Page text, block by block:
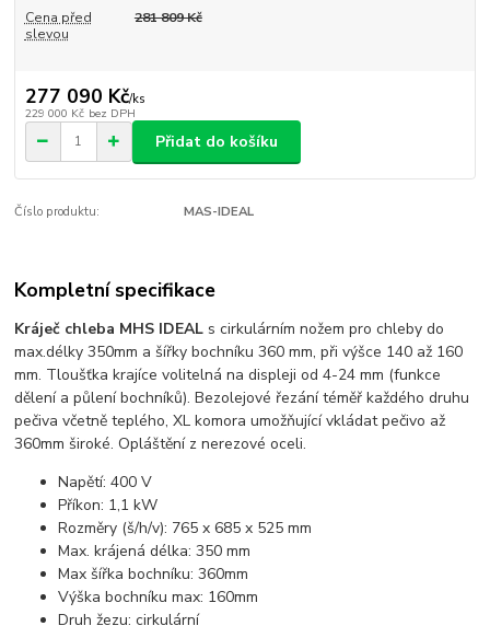
Cena před
slevou
281 809 Kč
277 090 Kč/ks
229 000 Kč bez DPH
Přidat do košíku
Číslo produktu: MAS-IDEAL
Kompletní specifikace
Kráječ chleba MHS IDEAL s cirkulárním nožem pro chleby do
max.délky 350mm a šířky bochníku 360 mm, při výšce 140 až 160
mm. Tloušťka krajíce volitelná na displeji od 4-24 mm (funkce
dělení a půlení bochníků). Bezolejové řezání téměř každého druhu
pečiva včetně teplého, XL komora umožňující vkládat pečivo až
360mm široké. Opláštění z nerezové oceli.
Napětí: 400 V
Příkon: 1,1 kW
Rozměry (š/h/v): 765 x 685 x 525 mm
Max. krájená délka: 350 mm
Max šířka bochníku: 360mm
Výška bochníku max: 160mm
Druh žezu: cirkulární